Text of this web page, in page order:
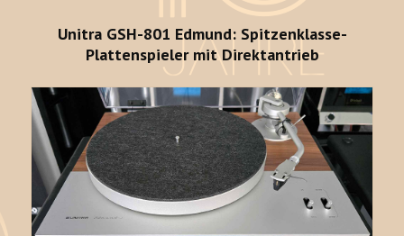
Unitra GSH-801 Edmund: Spitzenklasse-
Plattenspieler mit Direktantrieb